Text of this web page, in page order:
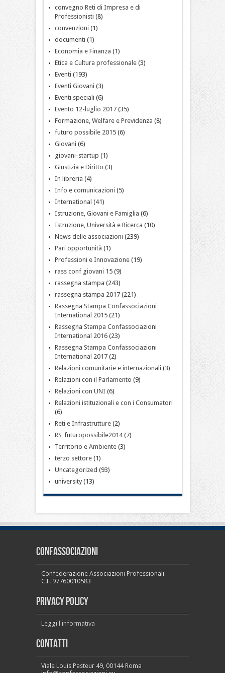
convegno Reti di Impresa e di
Professionisti (8)
convenzioni (1)
documenti (1)
Economia e Finanza (1)
Etica e Cultura professionale(3)
Eventi (193)
Eventi Giovani (3)
Eventi speciali (6)
Evento 12-luglio 2017(35)
Formazione, Welfare e Previdenza (8)
futuro possibile 2015(6)
Giovani (6)
giovani-startup (1)
Giustizia e Diritto (3)
In libreria (4)
Info e comunicazioni (5)
International (41)
Istruzione, Giovani e Famiglia (6)
Istruzione, Università e Ricerca (10)
News delle associazioni (239)
Pari opportunità (1)
Professioni e Innovazione(19)
rass conf giovani 15(9)
rassegna stampa (243)
rassegna stampa 2017(221)
Rassegna Stampa Confassociazioni
International 2015(21)
Rassegna Stampa Confassociazioni
International 2016(23)
Rassegna Stampa Confassociazioni
International 2017(2)
Relazioni comunitarie e internazionali (3)
Relazioni con il Parlamento (9)
Relazioni con UNI (6)
Relazioni istituzionali e con i Consumatori
(6)
Reti e Infrastrutture(2)
RS_futuropossibile2014(7)
Territorio e Ambiente(3)
terzo settore(1)
Uncategorized (93)
university(13)
CONFASSOCIAZIONI
Confederazione Associazioni Professionali
C.F. 97760010583
PRIVACY POLICY
Leggi l'informativa
Contatti
Viale Louis Pasteur 49, 00144 Roma